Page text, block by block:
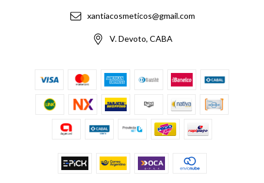
xantiacosmeticos@gmail.com
V. Devoto, CABA